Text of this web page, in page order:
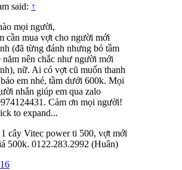
said: ↑
mọi người,
cần mua vợt cho người mới
(đã từng đánh nhưng bỏ tầm
năm nên chắc như người mới
nữ. Ai có vợt cũ muốn thanh
em nhé, tầm dưới 600k. Mọi
nhắn giúp em qua zalo
Cảm ơn mọi người!
to expand...
cây Vitec power ti 500, vợt mới
500k. 0122.283.2992 (Huân)